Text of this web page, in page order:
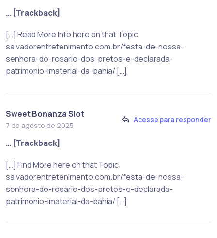
… [Trackback]
[…] Read More Info here on that Topic:
salvadorentretenimento.com.br/festa-de-nossa-
senhora-do-rosario-dos-pretos-e-declarada-
patrimonio-imaterial-da-bahia/ […]
Sweet Bonanza Slot
7 de agosto de 2025
Acesse para responder
… [Trackback]
[…] Find More here on that Topic:
salvadorentretenimento.com.br/festa-de-nossa-
senhora-do-rosario-dos-pretos-e-declarada-
patrimonio-imaterial-da-bahia/ […]